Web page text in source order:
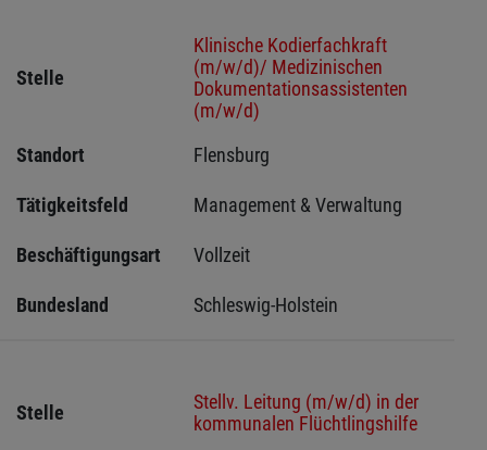
Stelle
Klinische Kodierfachkraft
(m/w/d)/ Medizinischen
Dokumentationsassistenten
(m/w/d)
Standort
Flensburg
Tätigkeitsfeld Management & Verwaltung
Beschäftigungsart Vollzeit
Bundesland Schleswig-Holstein
Stelle
Stellv. Leitung (m/w/d) in der
kommunalen Flüchtlingshilfe